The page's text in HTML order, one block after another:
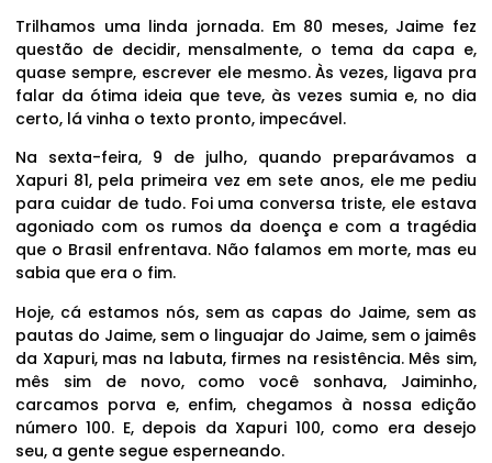
Trilhamos uma linda jornada. Em 80 meses, Jaime fez
questão de decidir, mensalmente, o tema da capa e,
quase sempre, escrever ele mesmo. Às vezes, ligava pra
falar da ótima ideia que teve, às vezes sumia e, no dia
certo, lá vinha o texto pronto, impecável.
Na sexta-feira, 9 de julho, quando preparávamos a
Xapuri 81, pela primeira vez em sete anos, ele me pediu
para cuidar de tudo. Foi uma conversa triste, ele estava
agoniado com os rumos da doença e com a tragédia
que o Brasil enfrentava. Não falamos em morte, mas eu
sabia que era o fim.
Hoje, cá estamos nós, sem as capas do Jaime, sem as
pautas do Jaime, sem o linguajar do Jaime, sem o jaimês
da Xapuri, mas na labuta, firmes na resistência. Mês sim,
mês sim de novo, como você sonhava, Jaiminho,
carcamos porva e, enfim, chegamos à nossa edição
número 100. E, depois da Xapuri 100, como era desejo
seu, a gente segue esperneando.